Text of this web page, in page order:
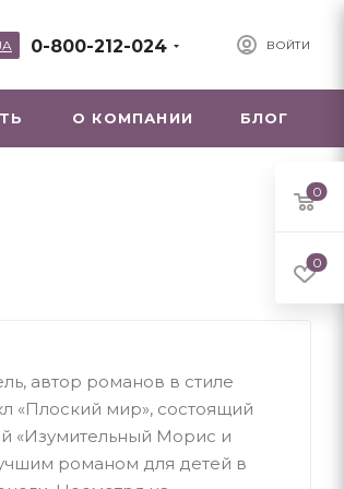
ВОЙТИ
0-800-212-024
О КОМПАНИИ БЛОГ
автор романов в стиле
«Плоский мир», состоящий
«Изумительный Морис и
романом для детей в
0
0